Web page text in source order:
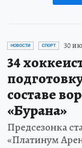
НОВОСТИ СПОРТ 30
34
составе
«Бурана»
Предсезонка
«Платинум